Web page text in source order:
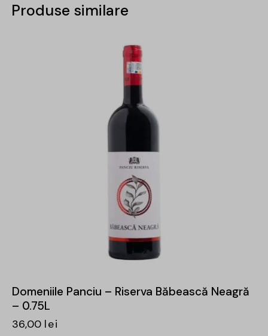
Produse similare
Domeniile Panciu – Riserva Băbească Neagră
– 0.75L
36,00 lei